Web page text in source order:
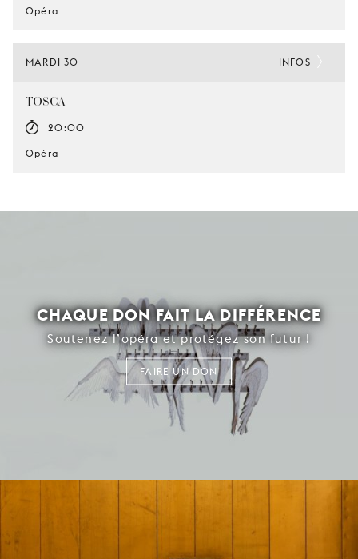
Opéra
MARDI 30
TOSCA
20:00
Opéra
INFOS
CHAQUE DON FAIT LA DIFFÉRENCE
Soutenez l’opéra et protégez son futur !
FAIRE UN DON